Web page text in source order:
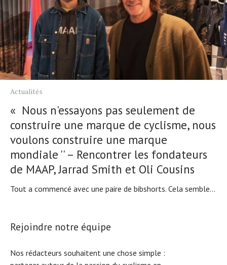
Actualités
« Nous n'essayons pas seulement de
construire une marque de cyclisme, nous
voulons construire une marque
mondiale '' – Rencontrer les fondateurs
de MAAP, Jarrad Smith et Oli Cousins
Tout a commencé avec une paire de bibshorts. Cela semble...
Rejoindre notre équipe
Nos rédacteurs souhaitent une chose simple :